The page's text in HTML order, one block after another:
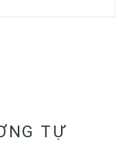
TỰ